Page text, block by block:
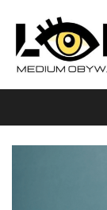
content